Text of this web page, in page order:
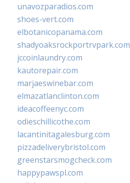
unavozparadios.com
shoes-vert.com
elbotanicopanama.com
shadyoaksrockportrvpark.com
jccoinlaundry.com
kautorepair.com
marjaeswinebar.com
elmazatlanclinton.com
ideacoffeenyc.com
odieschillicothe.com
lacantinitagalesburg.com
pizzadeliverybristol.com
greenstarsmogcheck.com
happypawspl.com